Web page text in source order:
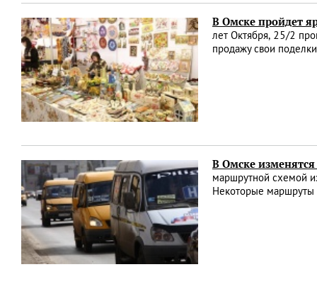
В Омске пройдет
лет Октября, 25/2
продажу свои
В Омске
маршрутной схемой
Некоторые маршруты